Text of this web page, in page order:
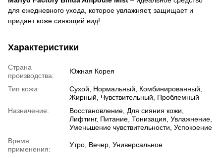
для ежедневного ухода, которое увлажняет, защищает и
придает коже сияющий вид!
Характеристики
Страна
производства:
Южная Корея
Тип кожи:
Сухой, Нормальный, Комбинированный,
Жирный, Чувствительный, Проблемный
Назначение:
Восстановление, Для сияния кожи,
Лифтинг, Питание, Тонизация, Увлажнение,
Уменьшение чувствительности, Успокоение
Время
применения:
Утро, Вечер, Универсальное